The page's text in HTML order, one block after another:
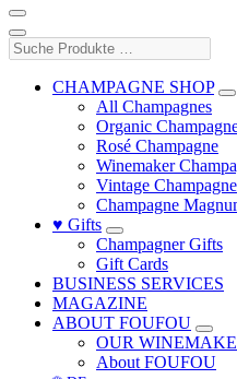
Suche
Produkte
CHAMPAGNE SHOP
All Champagnes
Organic
Rosé Champagne
Winemaker
Vintage Champagne
Champagne
♥ Gifts
Champagner Gifts
Gift Cards
BUSINESS SERVICES
MAGAZINE
ABOUT FOUFOU
OUR
About FOUFOU